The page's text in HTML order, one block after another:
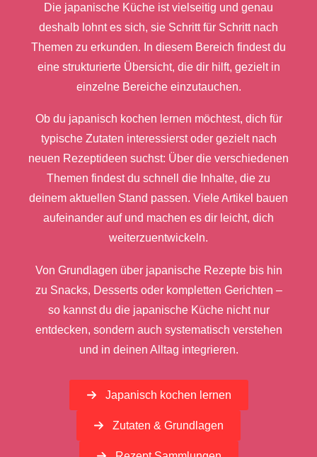
Die japanische Küche ist vielseitig und genau
deshalb lohnt es sich, sie Schritt für Schritt nach
Themen zu erkunden. In diesem Bereich findest du
eine strukturierte Übersicht, die dir hilft, gezielt in
einzelne Bereiche einzutauchen.
Ob du japanisch kochen lernen möchtest, dich für
typische Zutaten interessierst oder gezielt nach
neuen Rezeptideen suchst: Über die verschiedenen
Themen findest du schnell die Inhalte, die zu
deinem aktuellen Stand passen. Viele Artikel bauen
aufeinander auf und machen es dir leicht, dich
weiterzuentwickeln.
Von Grundlagen über japanische Rezepte bis hin
zu Snacks, Desserts oder kompletten Gerichten –
so kannst du die japanische Küche nicht nur
entdecken, sondern auch systematisch verstehen
und in deinen Alltag integrieren.
Japanisch kochen lernen
Zutaten & Grundlagen